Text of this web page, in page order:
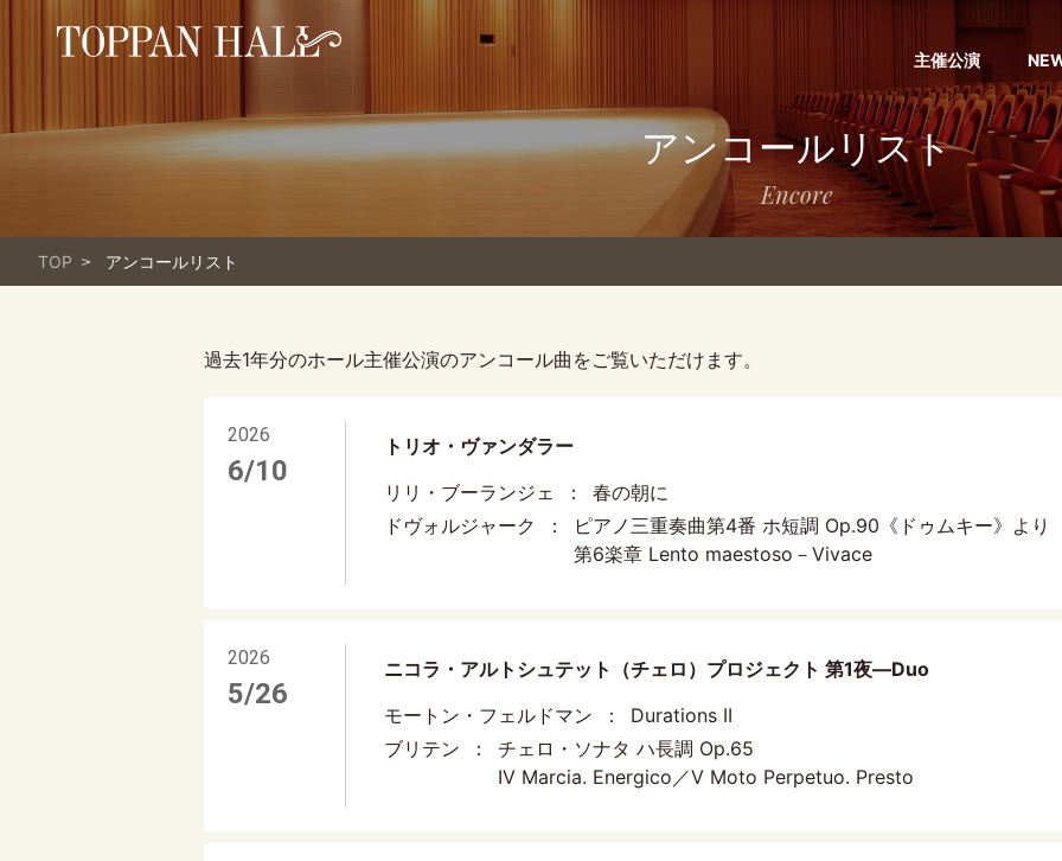
主催公演
アンコールリスト
Encore
TOP アンコールリスト
過去1年分のホール主催公演のアンコール曲をご覧いただけます。
2026
6/10
トリオ・ヴァンダラー
リリ・ブーランジェ
春の朝に
ドヴォルジャーク
ピアノ三重奏曲第4番 ホ短調 Op.90《ドゥムキー》より
第6楽章 Lento maestoso－Vivace
2026
5/26
ニコラ・アルトシュテット（チェロ）プロジェクト 第1夜―Duo
モートン・フェルドマン
Durations II
ブリテン
チェロ・ソナタ ハ長調 Op.65
IV Marcia. Energico／V Moto Perpetuo. Presto